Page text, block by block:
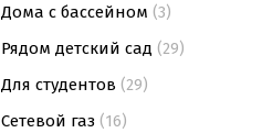
Дома с бассейном (3)
Рядом детский сад (29)
Для студентов (29)
Сетевой газ (16)